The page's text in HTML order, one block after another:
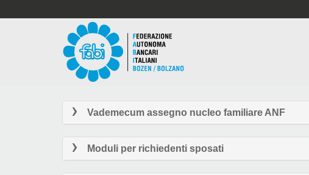
Vademecum assegno nucleo familiare ANF
Moduli per richiedenti sposati